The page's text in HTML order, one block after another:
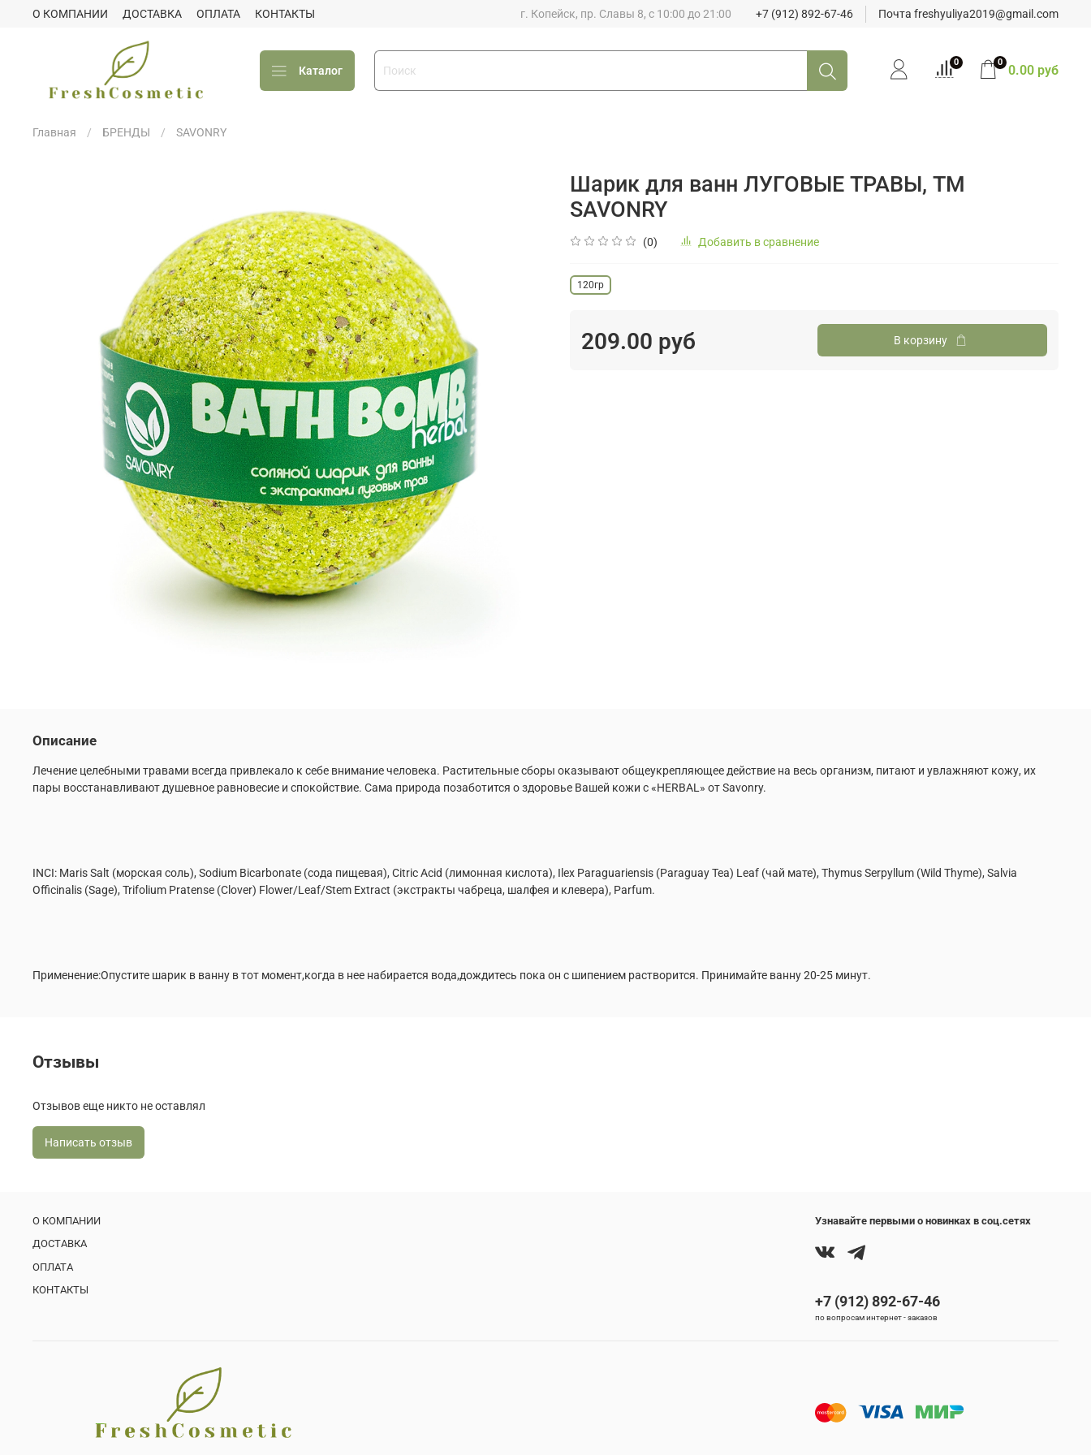
О КОМПАНИИ ДОСТАВКА ОПЛАТА КОНТАКТЫ г. Копейск, пр. Славы 8, с 10:00 до 21:00 +7 (912) 892-67-46 Почта freshyuliya2019@gmail.com
Каталог
0 0 0.00 руб
Главная БРЕНДЫ SAVONRY
Шарик для ванн ЛУГОВЫЕ ТРАВЫ, ТМ
SAVONRY
(0) Добавить в сравнение
120гр
209.00 руб В корзину
Описание
Лечение целебными травами всегда привлекало к себе внимание человека. Растительные сборы оказывают общеукрепляющее действие на весь организм, питают и увлажняют кожу, их
пары восстанавливают душевное равновесие и спокойствие. Сама природа позаботится о здоровье Вашей кожи с «HERBAL» от Savonry.
INCI: Maris Salt (морская соль), Sodium Вicarbonate (сода пищевая), Citric Acid (лимонная кислота), Ilex Paraguariensis (Paraguay Tea) Leaf (чай мате), Thymus Serpyllum (Wild Thyme), Salvia
Officinalis (Sage), Trifolium Pratense (Clover) Flower/Leaf/Stem Extract (экстракты чабреца, шалфея и клевера), Parfum.
Применение:Опустите шарик в ванну в тот момент,когда в нее набирается вода,дождитесь пока он с шипением растворится. Принимайте ванну 20-25 минут.
Отзывы
Отзывов еще никто не оставлял
Написать отзыв
О КОМПАНИИ
ДОСТАВКА
ОПЛАТА
КОНТАКТЫ
Узнавайте первыми о новинках в соц.сетях
+7 (912) 892-67-46
по вопросам интернет - заказов